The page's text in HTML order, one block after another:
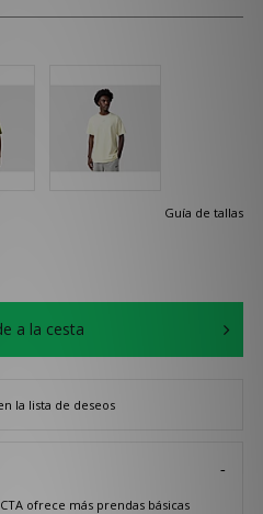
Guía de tallas
a la cesta
la lista de deseos
ofrece más prendas básicas